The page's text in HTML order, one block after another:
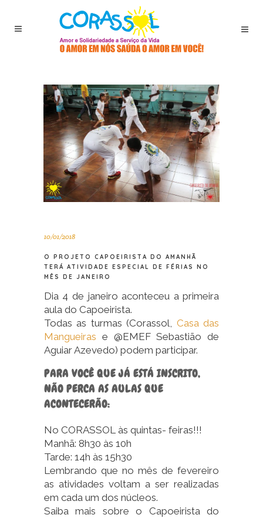
10/01/2018
O PROJETO CAPOEIRISTA DO AMANHÃ
TERÁ ATIVIDADE ESPECIAL DE FÉRIAS NO
MÊS DE JANEIRO
Dia 4 de janeiro aconteceu a primeira
aula do Capoeirista.
Todas as turmas (Corassol, Casa das
Mangueiras e @EMEF Sebastião de
Aguiar Azevedo) podem participar.
PARA VOCÊ QUE JÁ ESTÁ INSCRITO,
NÃO PERCA AS AULAS QUE
ACONTECERÃO:
No CORASSOL às quintas- feiras!!!
Manhã: 8h30 às 10h
Tarde: 14h às 15h30
Lembrando que no mês de fevereiro
as atividades voltam a ser realizadas
em cada um dos núcleos.
Saiba mais sobre o Capoeirista do